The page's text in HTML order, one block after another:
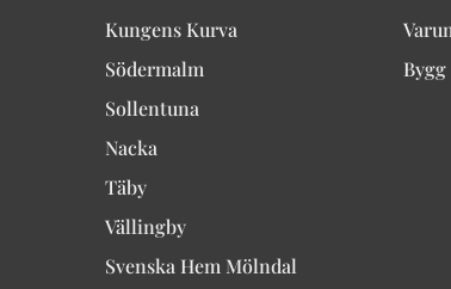
Kungens Kurva
Södermalm
Sollentuna
Nacka
Täby
Vällingby
Svenska Hem Mölndal